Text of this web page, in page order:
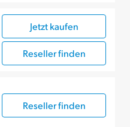
Jetzt kaufen
Reseller finden
Reseller finden